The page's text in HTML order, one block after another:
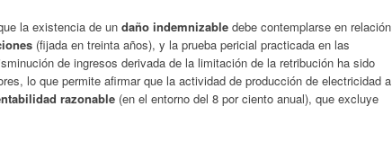
la existencia de un daño indemnizable debe contemplarse en relación
(fijada en treinta años), y la prueba pericial practicada en las
de ingresos derivada de la limitación de la retribución ha sido
lo que permite afirmar que la actividad de producción de electricidad a
razonable (en el entorno del 8 por ciento anual), que excluye